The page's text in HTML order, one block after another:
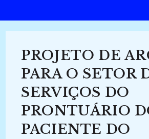
PROJETO DE
PARA O SETOR
SERVIÇOS DO
PRONTUÁRIO
PACIENTE DO